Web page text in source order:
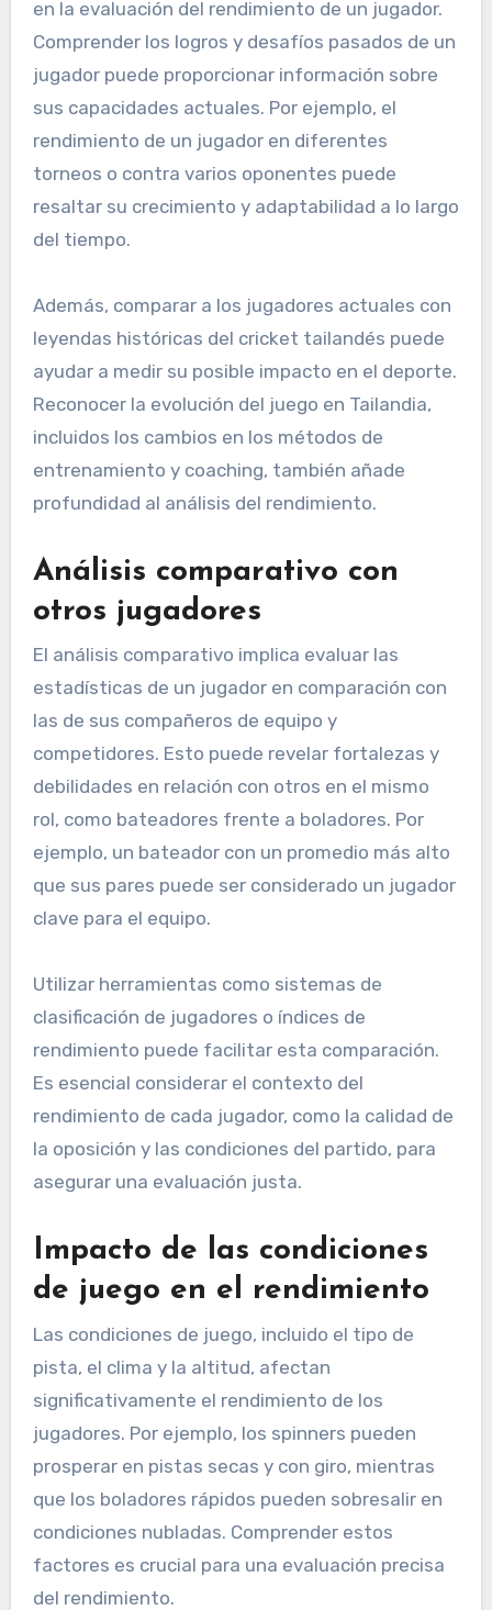
en la evaluación del rendimiento de un jugador.
Comprender los logros y desafíos pasados de un
jugador puede proporcionar información sobre
sus capacidades actuales. Por ejemplo, el
rendimiento de un jugador en diferentes
torneos o contra varios oponentes puede
resaltar su crecimiento y adaptabilidad a lo largo
del tiempo.
Además, comparar a los jugadores actuales con
leyendas históricas del cricket tailandés puede
ayudar a medir su posible impacto en el deporte.
Reconocer la evolución del juego en Tailandia,
incluidos los cambios en los métodos de
entrenamiento y coaching, también añade
profundidad al análisis del rendimiento.
Análisis comparativo con
otros jugadores
El análisis comparativo implica evaluar las
estadísticas de un jugador en comparación con
las de sus compañeros de equipo y
competidores. Esto puede revelar fortalezas y
debilidades en relación con otros en el mismo
rol, como bateadores frente a boladores. Por
ejemplo, un bateador con un promedio más alto
que sus pares puede ser considerado un jugador
clave para el equipo.
Utilizar herramientas como sistemas de
clasificación de jugadores o índices de
rendimiento puede facilitar esta comparación.
Es esencial considerar el contexto del
rendimiento de cada jugador, como la calidad de
la oposición y las condiciones del partido, para
asegurar una evaluación justa.
Impacto de las condiciones
de juego en el rendimiento
Las condiciones de juego, incluido el tipo de
pista, el clima y la altitud, afectan
significativamente el rendimiento de los
jugadores. Por ejemplo, los spinners pueden
prosperar en pistas secas y con giro, mientras
que los boladores rápidos pueden sobresalir en
condiciones nubladas. Comprender estos
factores es crucial para una evaluación precisa
del rendimiento.